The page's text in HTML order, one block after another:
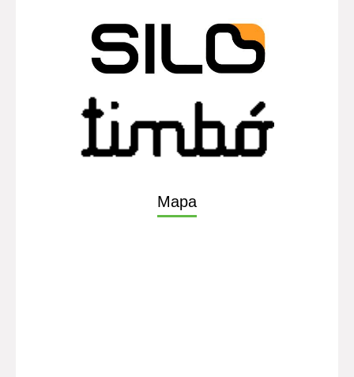
Mapa